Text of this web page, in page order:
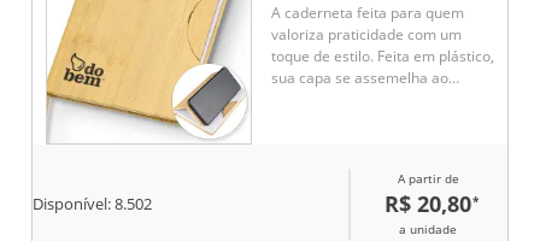
A caderneta feita para quem
valoriza praticidade com um
toque de estilo. Feita em plástico,
sua capa se assemelha ao
acesso às anotações, que
ganham vida em 80 páginas
brancas pautadas, prontas para
Disponível:8.502
A partir de
R$ 20,80*
a unidade